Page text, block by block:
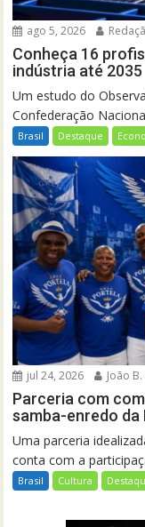
ago 5, 2026
Conheça 16
indústria até 2035
Um estudo do
Confederação
Brasil Destaque
jul 24, 2026 João
Parceria com
samba-enredo da
Uma parceria
conta com a
Brasil Cultura